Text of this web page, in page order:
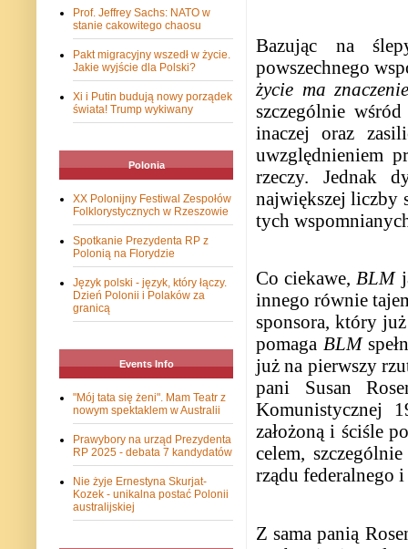
Bazując na
powszechnego
życie ma
szczególnie
inaczej oraz
uwzględnieniem
rzeczy. Jednak
największej liczby
tych
Co ciekawe,BLM
innego równie
sponsora, który
pomaga BLM
już na pierwszy
pani Susan
Komunistycznej
założoną i ściśle
celem,
rządu federalnego
Z sama panią
Prof. Jeffrey Sachs: NATO w
stanie cakowitego chaosu
Pakt migracyjny wszedł w życie.
Jakie wyjście dla Polski?
Xi i Putin budują nowy porządek
świata! Trump wykiwany
Polonia
XX Polonijny Festiwal Zespołów
Folklorystycznych w Rzeszowie
Spotkanie Prezydenta RP z
Polonią na Florydzie
Język polski - język, który łączy.
Dzień Polonii i Polaków za
granicą
Events Info
"Mój tata się żeni". Mam Teatr z
nowym spektaklem w Australii
Prawybory na urząd Prezydenta
RP 2025 - debata 7 kandydatów
Nie żyje Ernestyna Skurjat-
Kozek - unikalna postać Polonii
australijskiej